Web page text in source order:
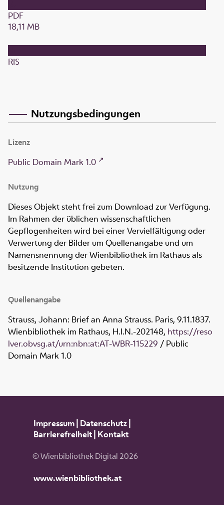
PDF
18,11 MB
RIS
Nutzungsbedingungen
Lizenz
Public Domain Mark 1.0
Nutzung
Dieses Objekt steht frei zum Download zur Verfügung.
Im Rahmen der üblichen wissenschaftlichen
Gepflogenheiten wird bei einer Vervielfältigung oder
Verwertung der Bilder um Quellenangabe und um
Namensnennung der Wienbibliothek im Rathaus als
besitzende Institution gebeten.
Quellenangabe
Strauss, Johann: Brief an Anna Strauss. Paris, 9.11.1837.
Wienbibliothek im Rathaus, H.I.N.-202148, https://reso
lver.obvsg.at/urn:nbn:at:AT-WBR-115229 / Public
Domain Mark 1.0
Impressum| Datenschutz|
Barrierefreiheit| Kontakt
© Wienbibliothek Digital 2026
www.wienbibliothek.at